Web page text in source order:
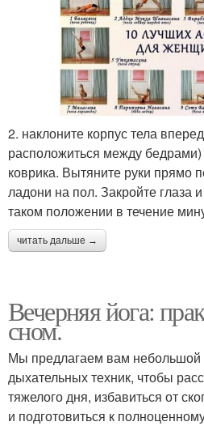
2. наклоните корпус тела
расположиться между бедрами)
коврика. Вытяните руки прямо
ладони на пол. Закройте глаза
таком положении в течение
читать дальше →
Вечерняя йога:
сном.
Мы предлагаем вам небольшой
дыхательных техник, чтобы
тяжелого дня, избавиться от
и подготовиться к